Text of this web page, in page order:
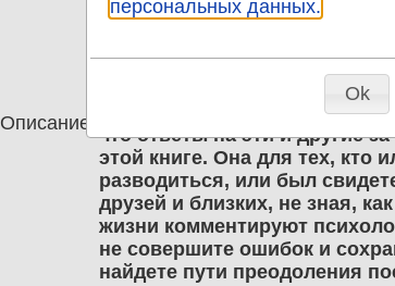
Описание
Составитель Семеник
Формат издания 84x108/32
семейная жизнь рушится и
сохранить брак и, если нет,
потерями пережить
что ответы на эти и другие
этой книге. Она для тех, кто
разводиться, или был
друзей и близких, не зная,
жизни комментируют
не совершите ошибок и
найдете пути преодоления
персональных данных.
Ok